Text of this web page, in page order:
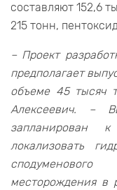
составляют 152,6
215 тонн,
– Проект
предполагает
объеме 45 тысяч
Алексеевич. –
запланирован
локализовать
сподуменового
месторождения в